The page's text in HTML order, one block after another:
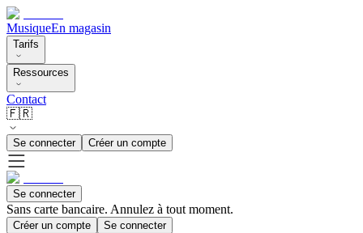
MusiqueEn magasin
Tarifs
Ressources
Contact
🇫🇷
Se connecter Créer un compte
Se connecter
Sans carte bancaire. Annulez à tout moment.
Créer un compte Se connecter